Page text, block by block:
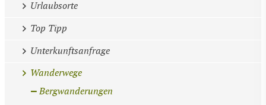
Urlaubsorte
Top Tipp
Unterkunftsanfrage
Wanderwege
Bergwanderungen